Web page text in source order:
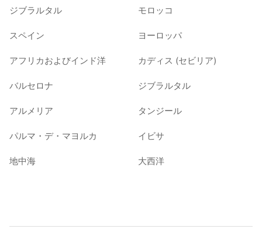
ジブラルタル モロッコ
スペイン ヨーロッパ
アフリカおよびインド洋 カディス (セビリア)
バルセロナ ジブラルタル
アルメリア タンジール
パルマ・デ・マヨルカ イビサ
地中海 大西洋